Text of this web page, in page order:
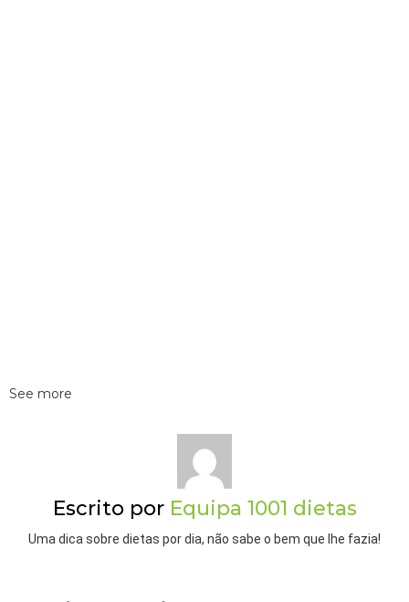
See more
Escrito por Equipa 1001 dietas
Uma dica sobre dietas por dia, não sabe o bem que lhe fazia!